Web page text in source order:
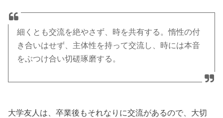
細くとも交流を絶やさず、時を共有する。惰性の付
き合いはせず、主体性を持って交流し、時には本音
をぶつけ合い切磋琢磨する。
大学友人は、卒業後もそれなりに交流があるので、大切